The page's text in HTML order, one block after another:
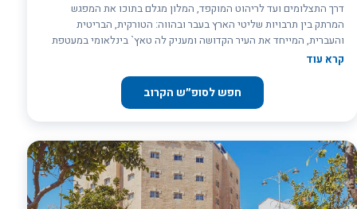
דרך התצלומים ועד לריהוט המוקפד, המלון מגלם בתוכו את המפגש
המרתק בין תרבויות שליטי הארץ בעבר ובהווה: הטורקית, הבריטית
והעברית, המייחד את העיר הקדושה ומעניק לה טאץ` בינלאומי במעטפת
מקומית. לשוטט באווירת מסתורין תקופתי ולספוג את הסטייל המפואר בכל
באדיבות המלון לצד יין (לא במוצ``ש). מלון ארתור מתאים לאנשים
שמחפשים נופש מלכותי, ספוג באדי ההיסטוריה
קרא עוד
חפש לסופ״ש הקרוב